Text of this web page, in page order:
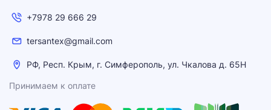
+7978 29 666 29
tersantex@gmail.com
РФ, Респ. Крым, г. Симферополь, ул. Чкалова д. 65Н
Принимаем к оплате